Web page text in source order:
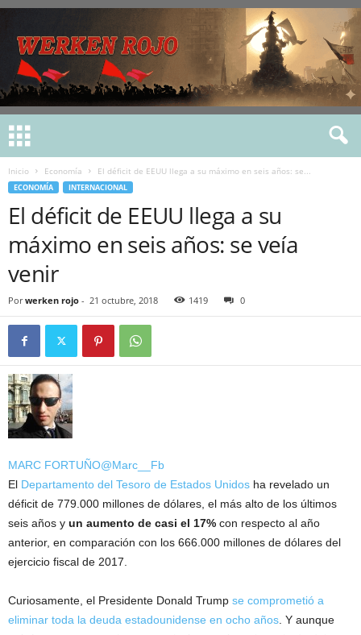
Inicio Economía El déficit de EEUU llega a su máximo en seis años: se...
ECONOMÍA INTERNACIONAL
El déficit de EEUU llega a su
máximo en seis años: se veía
venir
Por werken rojo - 21 octubre, 2018 1419 0
MARC FORTUÑO@Marc__Fb
El Departamento del Tesoro de Estados Unidos ha revelado un
déficit de 779.000 millones de dólares, el más alto de los últimos
seis años y un aumento de casi el 17% con respecto al año
anterior, en comparación con los 666.000 millones de dólares del
ejercicio fiscal de 2017.
Curiosamente, el Presidente Donald Trump se comprometió a
eliminar toda la deuda estadounidense en ocho años . Y aunque